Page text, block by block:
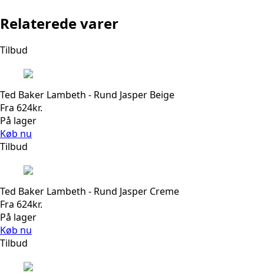
Relaterede varer
Tilbud
Ted Baker Lambeth - Rund Jasper Beige
Fra 624kr.
På lager
Køb nu
Tilbud
Ted Baker Lambeth - Rund Jasper Creme
Fra 624kr.
På lager
Køb nu
Tilbud